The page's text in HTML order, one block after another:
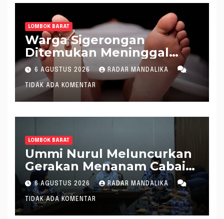
LOMBOK BARAT
Warga Sigerongan
Ditemukan Meninggal
saat Setrum Ikan di
Sungai
6 AGUSTUS 2026 RADAR MANDALIKA
TIDAK ADA KOMENTAR
LOMBOK BARAT
Ummi Nurul Meluncurkan
Gerakan Menanam Cabai
Tangani Inflasi
6 AGUSTUS 2026 RADAR MANDALIKA
TIDAK ADA KOMENTAR